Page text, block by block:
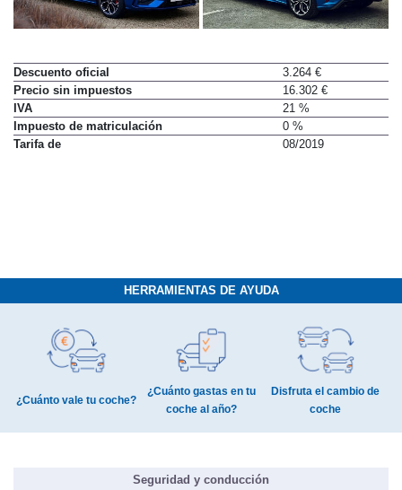
Descuento oficial
3.264 €
Precio sin impuestos
16.302 €
IVA
21 %
Impuesto de matriculación
0 %
Tarifa de
08/2019
HERRAMIENTAS DE AYUDA
¿Cuánto vale tu coche?
¿Cuánto gastas en tu
coche al año?
Disfruta el cambio de
coche
Seguridad y conducción